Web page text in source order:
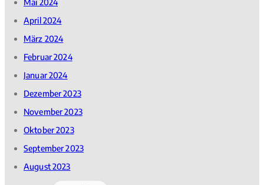
Mai 2024
April 2024
März 2024
Februar 2024
Januar 2024
Dezember 2023
November 2023
Oktober 2023
September 2023
August 2023